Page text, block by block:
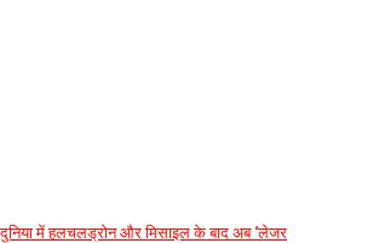
में हलचलड्रोन और मिसाइल के बाद अब ‘लेजर